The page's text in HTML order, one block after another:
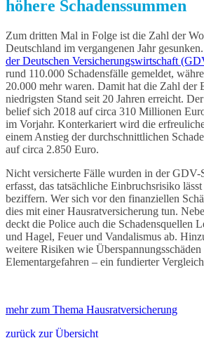
höhere Schadenssummen
Zum dritten Mal in Folge ist die Zahl der
Deutschland im vergangenen Jahr
der Deutschen Versicherungswirtschaft
rund 110.000 Schadensfälle gemeldet,
20.000 mehr waren. Damit hat die Zahl der
niedrigsten Stand seit 20 Jahren erreicht.
belief sich 2018 auf circa 310 Millionen
im Vorjahr. Konterkariert wird die
einem Anstieg der durchschnittlichen
auf circa 2.850 Euro.
Nicht versicherte Fälle wurden in der GDV-
erfasst, das tatsächliche Einbruchsrisiko
beziffern. Wer sich vor den finanziellen
dies mit einer Hausratversicherung tun.
deckt die Police auch die Schadensquellen
und Hagel, Feuer und Vandalismus ab.
weitere Risiken wie Überspannungsschäden
Elementargefahren – ein fundierter
mehr zum Thema Hausratversicherung
zurück zur Übersicht